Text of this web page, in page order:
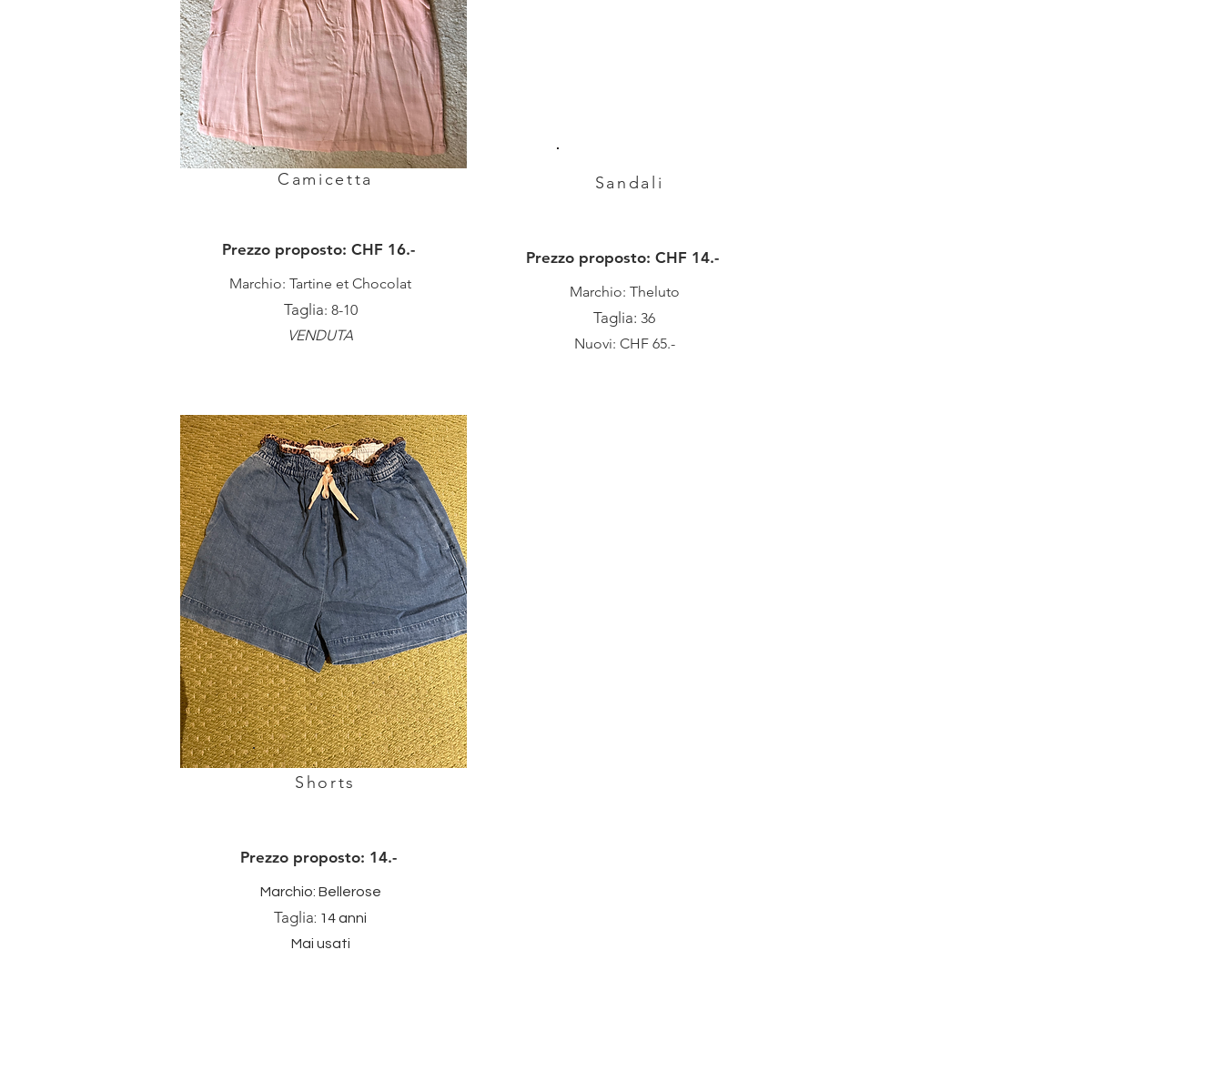
Camicetta
Prezzo proposto: CHF 16.-
Marchio: Tartine et Chocolat
Taglia: 8-10
VENDUTA
Sandali
Prezzo proposto: CHF 14.-
Marchio: Theluto
Taglia: 36
Nuovi: CHF 65.-
Shorts
Prezzo proposto: 14.-
Marchio: Bellerose
Taglia: 14 anni
Mai usati